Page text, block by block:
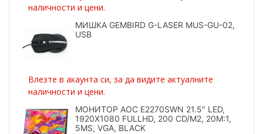
наличности и цени.
МИШКА GEMBIRD G-LASER MUS-GU-02,
USB
Влезте в акаунта си, за да видите актуалните
наличности и цени.
МОНИТОР AOC E2270SWN 21.5" LED,
1920X1080 FULLHD, 200 CD/M2, 20M:1,
5MS, VGA, BLACK